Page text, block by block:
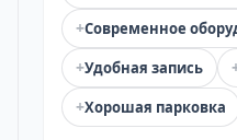
+Современное
+Удобная запись
+Хорошая парковка